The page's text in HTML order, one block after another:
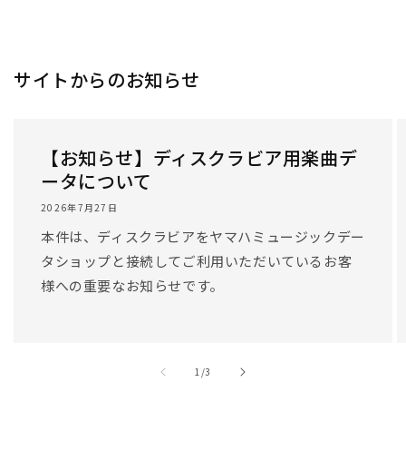
サイトからのお知らせ
【お知らせ】ディスクラビア用楽曲デ
ータについて
2026年7月27日
本件は、ディスクラビアをヤマハミュージックデー
タショップと接続してご利用いただいているお客
様への重要なお知らせです。
1 //3